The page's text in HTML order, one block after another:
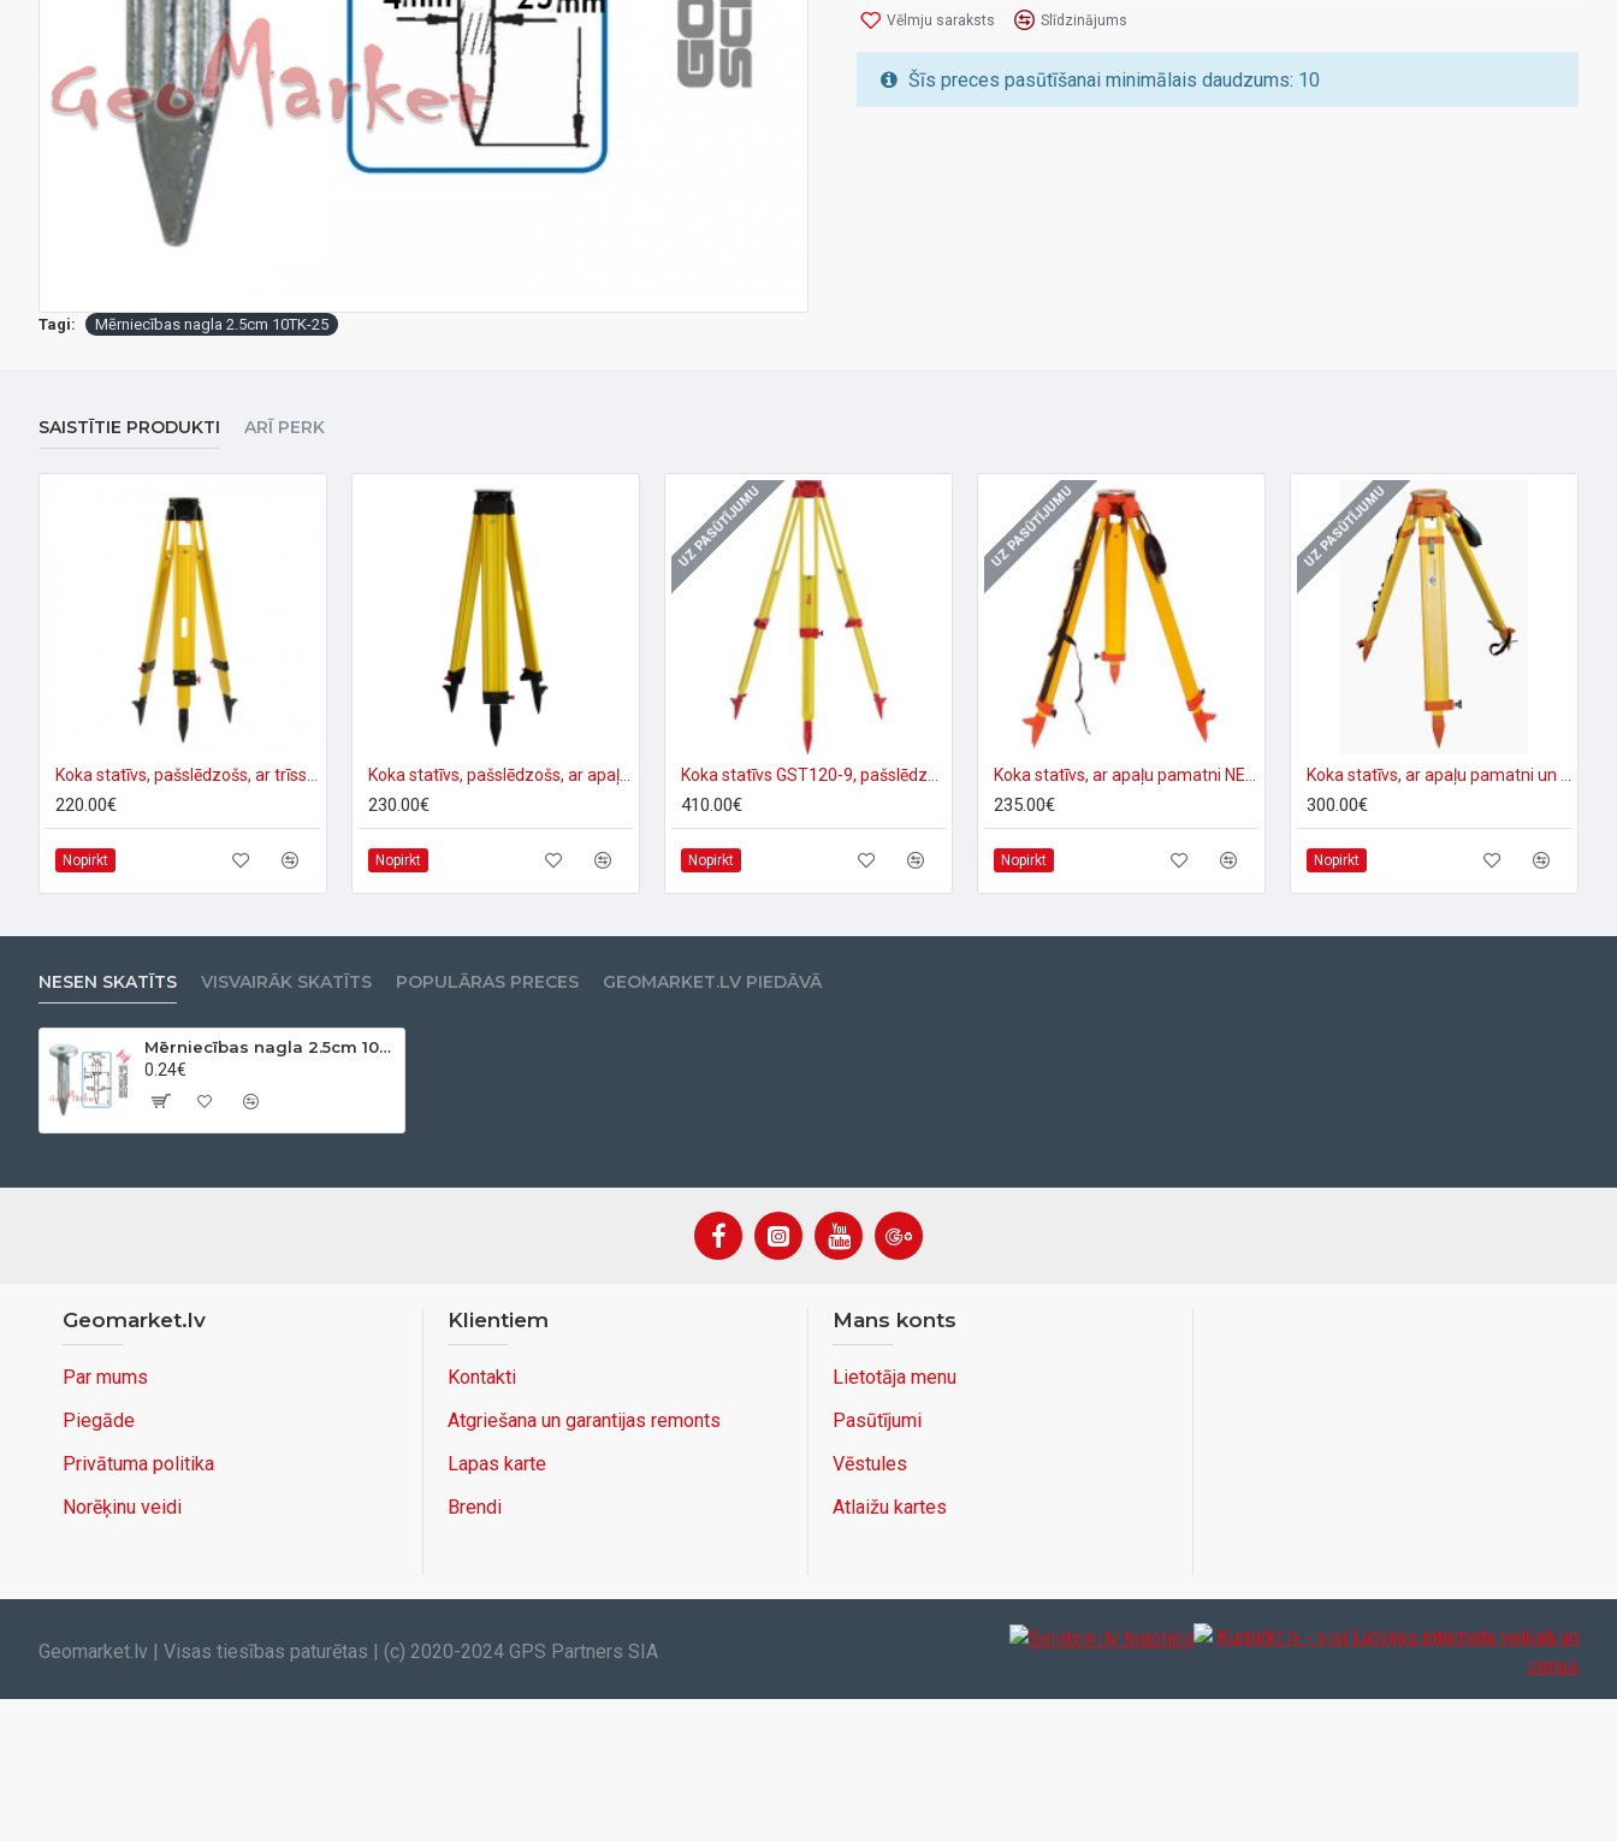
Vēlmju saraksts Slīdzinājums
Šīs preces pasūtīšanai minimālais daudzums: 10
Tagi: Mērniecības nagla 2.5cm 10TK-25
SAISTĪTIE PRODUKTI ARĪ PERK
220.00€
Nopirkt
230.00€
Nopirkt
UZ PASŪTĪJUMU
410.00€
Nopirkt
UZ PASŪTĪJUMU
235.00€
Nopirkt
UZ PASŪTĪJUMU
300.00€
Nopirkt
NESEN SKATĪTS VISVAIRĀK SKATĪTS POPULĀRAS PRECES GEOMARKET.LV PIEDĀVĀ
Mērniecības nagla 2.5cm 10TK-25
0.24€
Geomarket.lv
Par mums
Piegāde
Privātuma politika
Norēķinu veidi
Klientiem
Kontakti
Atgriešana un garantijas remonts
Lapas karte
Brendi
Mans konts
Lietotāja menu
Pasūtījumi
Vēstules
Atlaižu kartes
Geomarket.lv | Visas tiesības paturētas | (c) 2020-2024 GPS Partners SIA